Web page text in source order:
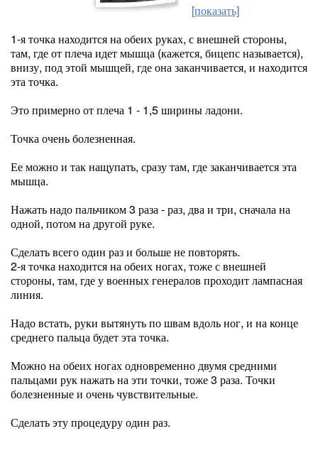
[показать]
1-я точка находится на обеих руках, с внешней стороны,
там, где от плеча идет мышца (кажется, бицепс называется),
внизу, под этой мышцей, где она заканчивается, и находится
эта точка.
Это примерно от плеча 1 - 1,5 ширины ладони.
Точка очень болезненная.
Ее можно и так нащупать, сразу там, где заканчивается эта
мышца.
Нажать надо пальчиком 3 раза - раз, два и три, сначала на
одной, потом на другой руке.
Сделать всего один раз и больше не повторять.
2-я точка находится на обеих ногах, тоже с внешней
стороны, там, где у военных генералов проходит лампасная
линия.
Надо встать, руки вытянуть по швам вдоль ног, и на конце
среднего пальца будет эта точка.
Можно на обеих ногах одновременно двумя средними
пальцами рук нажать на эти точки, тоже 3 раза. Точки
болезненные и очень чувствительные.
Сделать эту процедуру один раз.